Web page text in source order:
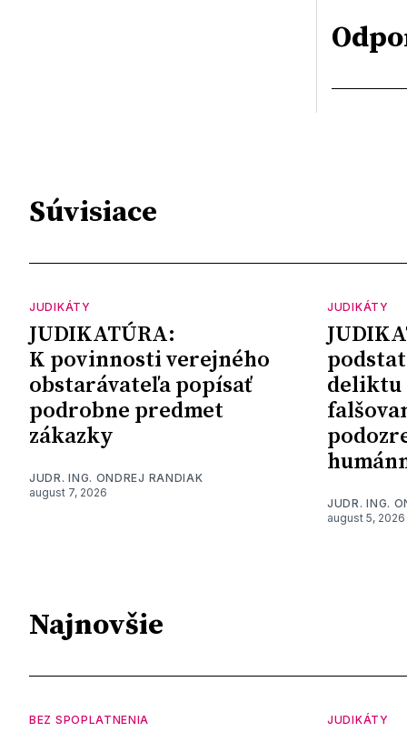
Súvisiace
JUDIKÁTY
JUDIKATÚRA:
K povinnosti verejného
obstarávateľa popísať
podrobne predmet
zákazky
JUDR. ING. ONDREJ RANDIAK
august 7, 2026
JUDIKÁTY
deliktu
JUDR. ING.
august 5, 2026
Najnovšie
BEZ SPOPLATNENIA JUDIKÁTY